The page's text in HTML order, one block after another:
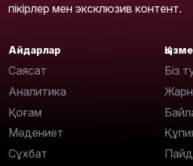
пікірлер мен эксклюзив контент.
Айдарлар
Саясат
Аналитика
Қоғам
Мәдениет
Сұхбат
Біз